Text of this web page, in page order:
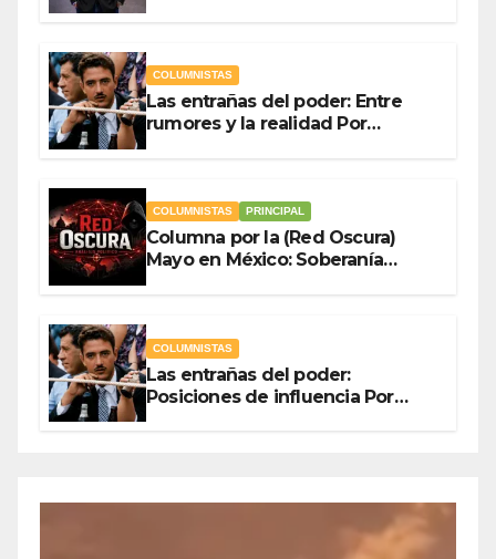
COLUMNISTAS
Las entrañas del poder: Entre
rumores y la realidad Por
COLUMNISTAS PRINCIPAL
Columna por la (Red Oscura)
Mayo en México: Soberanía
COLUMNISTAS
Las entrañas del poder:
Posiciones de influencia Por